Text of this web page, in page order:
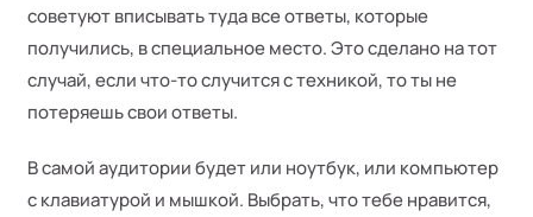
советуют вписывать туда все ответы, которые
получились, в специальное место. Это сделано на тот
случай, если что-то случится с техникой, то ты не
потеряешь свои ответы.
В самой аудитории будет или ноутбук, или компьютер
с клавиатурой и мышкой. Выбрать, что тебе нравится,